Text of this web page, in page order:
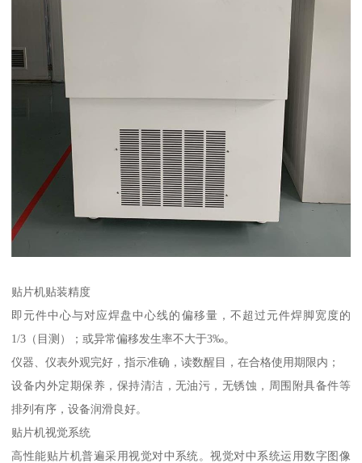
贴片机贴装精度
即元件中心与对应焊盘中心线的偏移量，不超过元件焊脚宽度的
1/3（目测）；或异常偏移发生率不大于3‰。
仪器、仪表外观完好，指示准确，读数醒目，在合格使用期限内；
设备内外定期保养，保持清洁，无油污，无锈蚀，周围附具备件等
排列有序，设备润滑良好。
贴片机视觉系统
高性能贴片机普遍采用视觉对中系统。视觉对中系统运用数字图像